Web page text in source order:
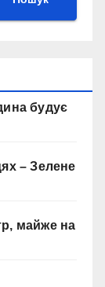
будує
– Зелене
майже на